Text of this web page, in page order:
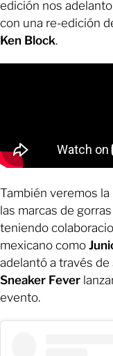
edición nos
con una re-edición
Ken Block.
También veremos
las marcas de
teniendo
mexicano como
adelantó a través
Sneaker Fever
evento.